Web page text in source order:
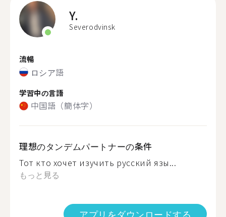
Y.
Severodvinsk
流暢
ロシア語
学習中の言語
中国語（簡体字）
理想のタンデムパートナーの条件
Тот кто хочет изучить русский язы...
もっと見る
アプリをダウンロードする